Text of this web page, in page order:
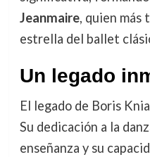
Jeanmaire, quien más
estrella del ballet
Un legado
El legado de Boris
Su dedicación a la
enseñanza y su